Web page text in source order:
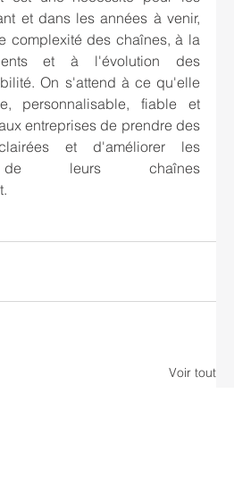
et dans les années à venir,
complexité des chaînes, à la
et à l'évolution des
On s'attend à ce qu'elle
personnalisable, fiable et
entreprises de prendre des
et d'améliorer les
de leurs chaînes
Voir tout